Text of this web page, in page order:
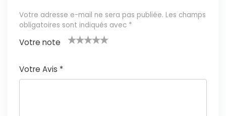
Votre adresse e-mail ne sera pas publiée. Les champs
obligatoires sont indiqués avec *
Votre note
t
s
5
Votre Avis *